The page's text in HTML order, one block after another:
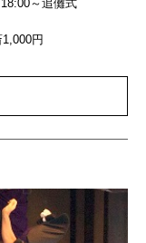
～追儺式
円